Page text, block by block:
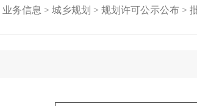
业务信息 > 城乡规划 > 规划许可公示公布 >